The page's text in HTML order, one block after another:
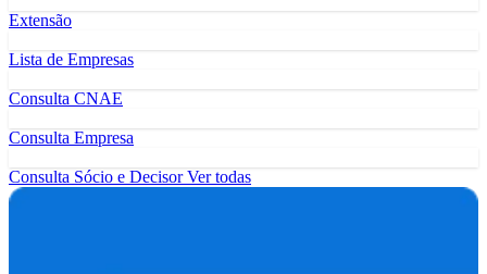
Extensão
Lista de Empresas
Consulta CNAE
Consulta Empresa
Consulta Sócio e DecisorVer todas